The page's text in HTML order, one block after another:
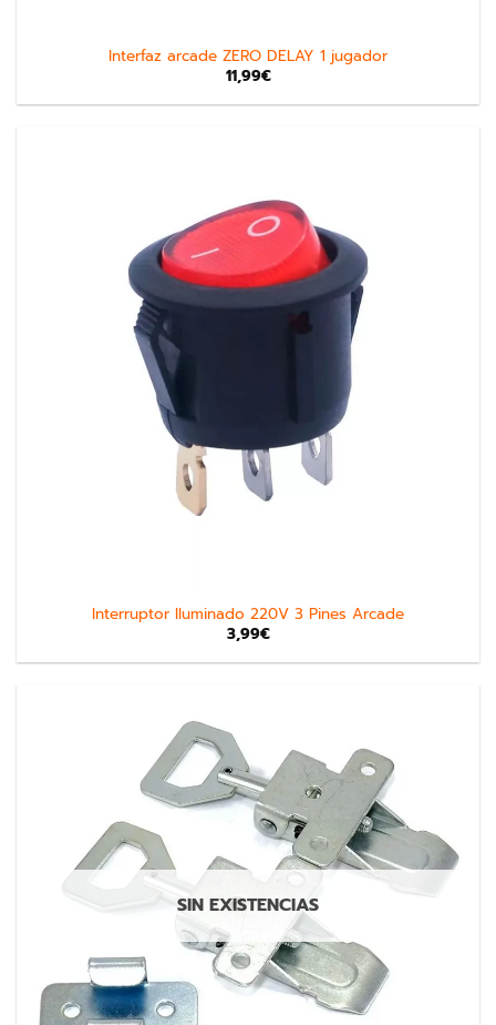
Interfaz arcade ZERO DELAY 1 jugador
11,99€
Interruptor Iluminado 220V 3 Pines Arcade
3,99€
SIN EXISTENCIAS